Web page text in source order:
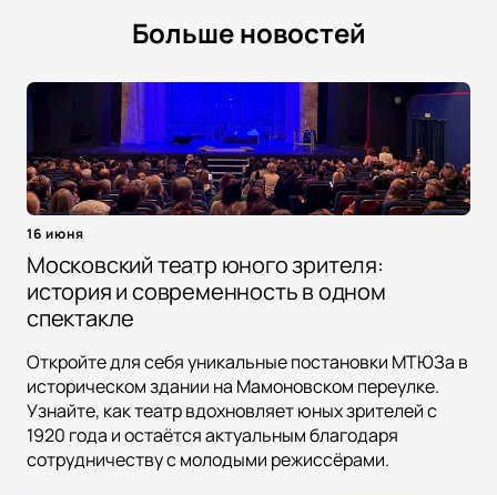
Больше новостей
16 июня
Московский театр юного зрителя:
история и современность в одном
спектакле
Откройте для себя уникальные постановки МТЮЗа в
историческом здании на Мамоновском переулке.
Узнайте, как театр вдохновляет юных зрителей с
1920 года и остаётся актуальным благодаря
сотрудничеству с молодыми режиссёрами.